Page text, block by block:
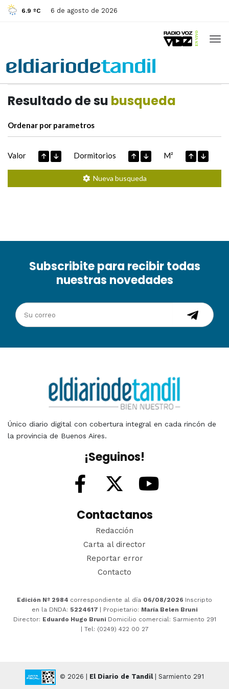
6.9 ºC 6 de agosto de 2026
Resultado de su busqueda
Ordenar por parametros
Valor Dormitorios M²
Nueva busqueda
Subscribite para recibir todas
nuestras novedades
Único diario digital con cobertura integral en cada rincón de
la provincia de Buenos Aires.
¡Seguinos!
Contactanos
Redacción
Carta al director
Reportar error
Contacto
Edición Nº 2984 correspondiente al día 06/08/2026 Inscripto
en la DNDA: 5224617 | Propietario: María Belen Bruni
Director: Eduardo Hugo Bruni Domicilio comercial: Sarmiento 291
| Tel: (0249) 422 00 27
© 2026 | El Diario de Tandil| Sarmiento 291